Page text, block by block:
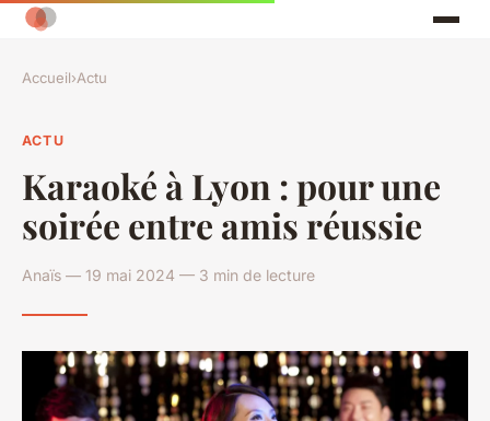
Accueil›Actu
ACTU
Karaoké à Lyon : pour une
soirée entre amis réussie
Anaïs — 19 mai 2024 — 3 min de lecture